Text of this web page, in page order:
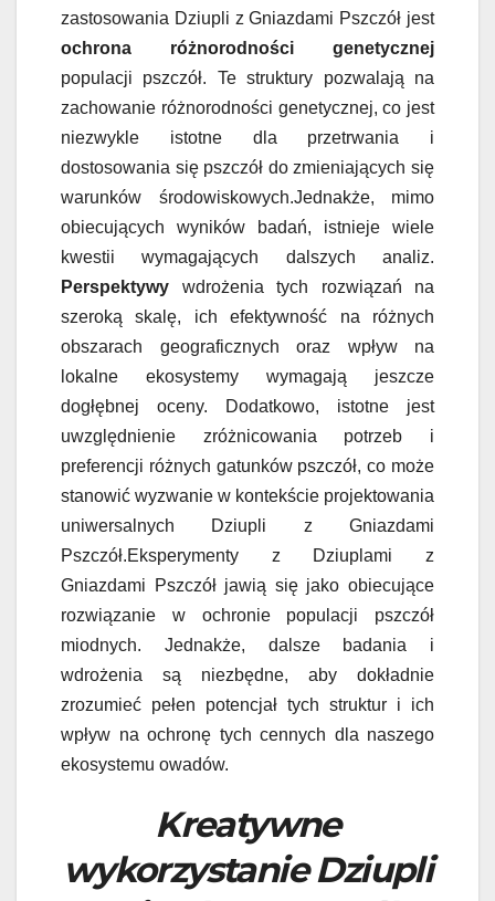
zastosowania Dziupli z Gniazdami Pszczół jest
ochrona różnorodności genetycznej
populacji pszczół. Te struktury pozwalają na
zachowanie różnorodności genetycznej, co jest
niezwykle istotne dla przetrwania i
dostosowania się pszczół do zmieniających się
warunków środowiskowych.Jednakże, mimo
obiecujących wyników badań, istnieje wiele
kwestii wymagających dalszych analiz.
Perspektywy wdrożenia tych rozwiązań na
szeroką skalę, ich efektywność na różnych
obszarach geograficznych oraz wpływ na
lokalne ekosystemy wymagają jeszcze
dogłębnej oceny. Dodatkowo, istotne jest
uwzględnienie zróżnicowania potrzeb i
preferencji różnych gatunków pszczół, co może
stanowić wyzwanie w kontekście projektowania
uniwersalnych Dziupli z Gniazdami
Pszczół.Eksperymenty z Dziuplami z
Gniazdami Pszczół jawią się jako obiecujące
rozwiązanie w ochronie populacji pszczół
miodnych. Jednakże, dalsze badania i
wdrożenia są niezbędne, aby dokładnie
zrozumieć pełen potencjał tych struktur i ich
wpływ na ochronę tych cennych dla naszego
ekosystemu owadów.
Kreatywne
wykorzystanie Dziupli